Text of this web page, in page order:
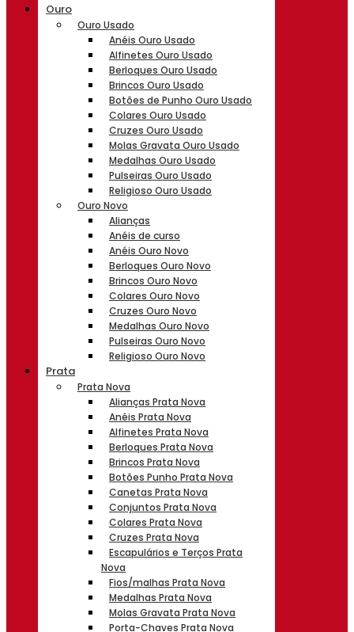
Ouro
Ouro Usado
Anéis Ouro Usado
Alfinetes Ouro Usado
Berloques Ouro Usado
Brincos Ouro Usado
Botões de Punho Ouro Usado
Colares Ouro Usado
Cruzes Ouro Usado
Molas Gravata Ouro Usado
Medalhas Ouro Usado
Pulseiras Ouro Usado
Religioso Ouro Usado
Ouro Novo
Alianças
Anéis de curso
Anéis Ouro Novo
Berloques Ouro Novo
Brincos Ouro Novo
Colares Ouro Novo
Cruzes Ouro Novo
Medalhas Ouro Novo
Pulseiras Ouro Novo
Religioso Ouro Novo
Prata
Prata Nova
Alianças Prata Nova
Anéis Prata Nova
Alfinetes Prata Nova
Berloques Prata Nova
Brincos Prata Nova
Botões Punho Prata Nova
Canetas Prata Nova
Conjuntos Prata Nova
Colares Prata Nova
Cruzes Prata Nova
Escapulários e Terços Prata
Nova
Fios/malhas Prata Nova
Medalhas Prata Nova
Molas Gravata Prata Nova
Porta-Chaves Prata Nova